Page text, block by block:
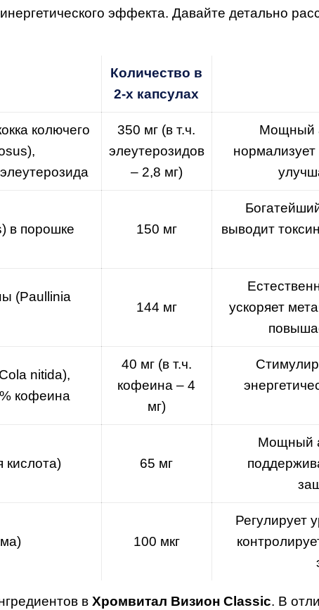
эффекта. Давайте детально
Количество в
2-х капсулах
колючего
350 мг (в т.ч.
элеутерозидов
– 2,8 мг)
Мощный
в порошке 150 мг
выводит
(Paullinia
144 мг
ускоряет
nitida),
кофеина
40 мг (в т.ч.
кофеина – 4
мг)
кислота) 65 мг
Мощный
100 мкг
Регулирует
в Хромвитал Визион Classic. В